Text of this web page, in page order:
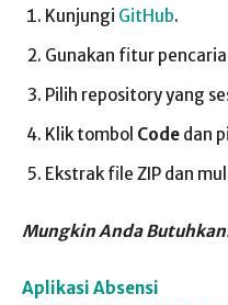
Kunjungi GitHub.
Gunakan fitur
Pilih repository yang
Klik tombol Code dan
Ekstrak file ZIP dan
Mungkin Anda
Aplikasi Absensi